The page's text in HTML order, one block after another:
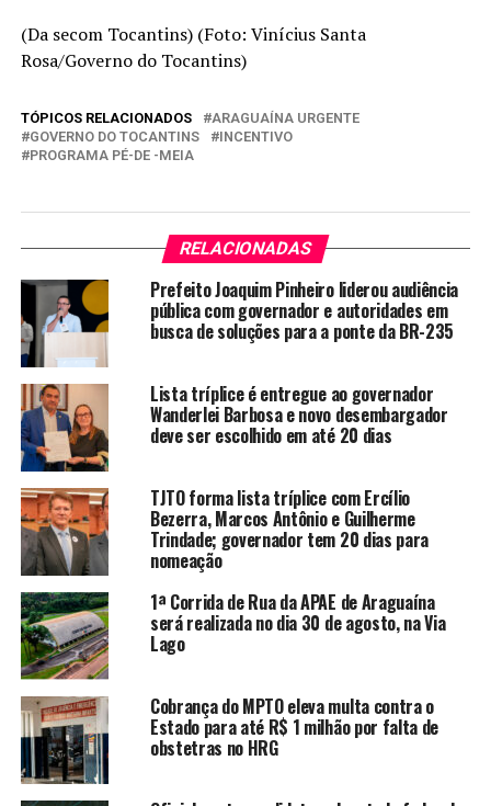
(Da secom Tocantins) (Foto: Vinícius Santa
Rosa/Governo do Tocantins)
TÓPICOS RELACIONADOS
ARAGUAÍNA URGENTE
GOVERNO DO TOCANTINS
INCENTIVO
PROGRAMA PÉ-DE -MEIA
RELACIONADAS
Prefeito Joaquim Pinheiro liderou audiência
pública com governador e autoridades em
busca de soluções para a ponte da BR-235
Lista tríplice é entregue ao governador
Wanderlei Barbosa e novo desembargador
deve ser escolhido em até 20 dias
TJTO forma lista tríplice com Ercílio
Bezerra, Marcos Antônio e Guilherme
Trindade; governador tem 20 dias para
nomeação
1ª Corrida de Rua da APAE de Araguaína
será realizada no dia 30 de agosto, na Via
Lago
Cobrança do MPTO eleva multa contra o
Estado para até R$ 1 milhão por falta de
obstetras no HRG